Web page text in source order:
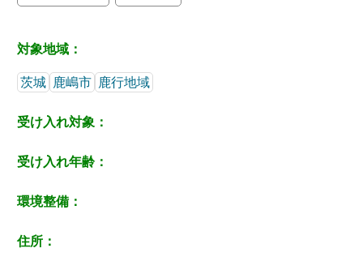
対象地域：
茨城 鹿嶋市 鹿行地域
受け入れ対象：
受け入れ年齢：
環境整備：
住所：